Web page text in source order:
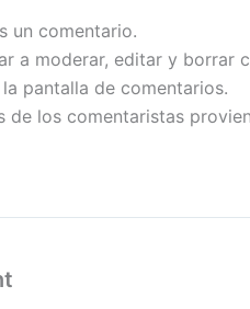
un comentario.
a moderar, editar y borrar
pantalla de comentarios.
de los comentaristas